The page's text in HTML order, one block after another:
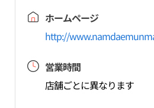
ホームページ
http://
営業時間
店舗ごとに異なります